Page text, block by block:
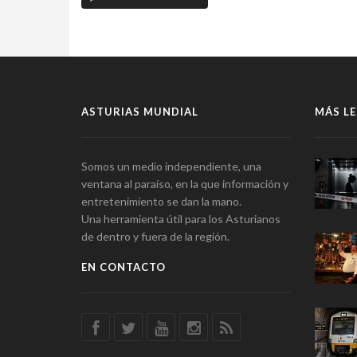
ASTURIAS MUNDIAL
Somos un medio independiente, una
ventana al paraíso, en la que información y
entretenimiento se dan la mano.
Una herramienta útil para los Asturianos
de dentro y fuera de la región.
EN CONTACTO
MÁS